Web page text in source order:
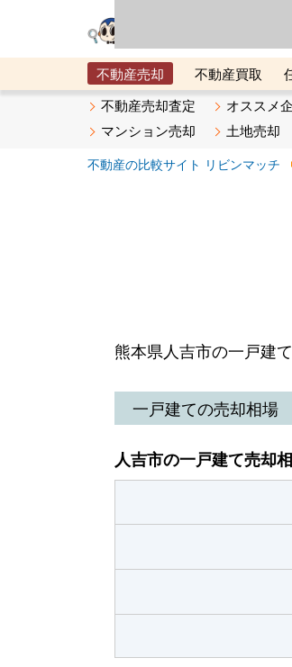
不動産売却 不動産買取
メタ住宅展示場
ベスト不動産
不動産売却査定 オススメ
マンション売却
土地売却
不動産の比較サイト リビンマッチ
熊本県人吉市の一戸建
一戸建ての売却相場
人吉市の一戸建て売却